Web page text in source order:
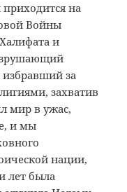
на
Войны
и
за
захватив
мир в ужас,
и мы
нации,
лет была